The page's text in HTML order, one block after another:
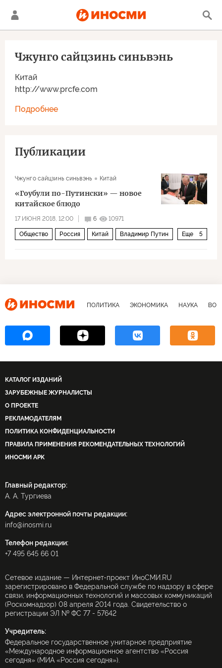
Китай
http://www.prcfe.com
Чжунго сайцзинь синьвэнь
Подробнее
Публикации
Чжунго сайцзинь синьвэнь Китай
«Гоубули по-Путински» — новое
китайское блюдо
17 ИЮНЯ 2018, 12:00 6 10971
Еще 5
Общество Россия Китай Владимир Путин
ПОЛИТИКА ЭКОНОМИКА НАУКА
КАТАЛОГ ИЗДАНИЙ
ЗАРУБЕЖНЫЕ ЖУРНАЛИСТЫ
О ПРОЕКТЕ
РЕКЛАМОДАТЕЛЯМ
ПОЛИТИКА КОНФИДЕНЦИАЛЬНОСТИ
ПРАВИЛА ПРИМЕНЕНИЯ РЕКОМЕНДАТЕЛЬНЫХ ТЕХНОЛОГИЙ
ИНОСМИ APK
Главный редактор:
А. А. Тургиева
Адрес электронной почты редакции:
info@inosmi.ru
Телефон редакции:
+7 495 645 66 01
Сетевое издание — Интернет-проект ИноСМИ.RU
зарегистрировано в Федеральной службе по надзору в сфере
связи, информационных технологий и массовых коммуникаций
(Роскомнадзор) 08 апреля 2014 года. Свидетельство о
регистрации ЭЛ № ФС 77 - 57642
Учредитель:
Федеральное государственное унитарное предприятие
«Международное информационное агентство «Россия
сегодня» (МИА «Россия сегодня»).